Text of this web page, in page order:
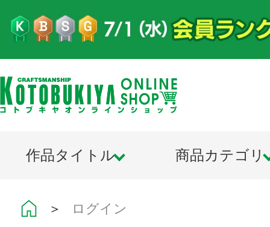
作品タイトル 商品カテゴリ
＞ ログイン